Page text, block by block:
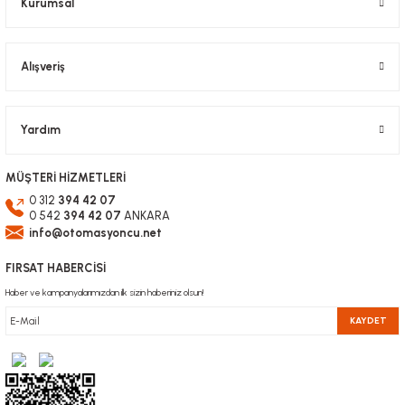
3.556,32 TL
Kurumsal
Alışveriş
Yardım
MÜŞTERİ HİZMETLERİ
0 312 394 42 07
0 542 394 42 07 ANKARA
info@otomasyoncu.net
FIRSAT HABERCİSİ
Haber ve kampanyalarımızdan ilk sizin haberiniz olsun!
KAYDET